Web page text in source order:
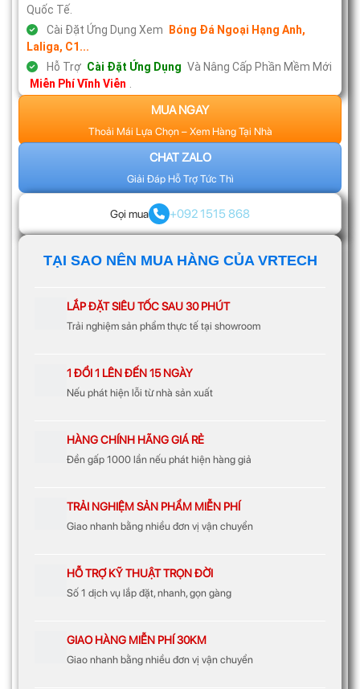
Quốc Tế.
Cài Đặt Ứng Dụng Xem
Bóng Đá Ngoại Hạng Anh,
Laliga, C1...
Hỗ Trợ Cài Đặt Ứng Dụng Và Nâng Cấp Phần Mềm Mới
Miễn Phí Vĩnh Viễn
MUA NGAY
Thoải Mái Lựa Chọn – Xem Hàng Tại Nhà
CHAT ZALO
Giải Đáp Hỗ Trợ Tức Thì
Gọi mua +092 1515 868
TẠI SAO NÊN MUA HÀNG CỦA VRTECH
LẮP ĐẶT SIÊU TỐC SAU 30 PHÚT
Trải nghiệm sản phẩm thực tế tại showroom
1 ĐỔI 1 LÊN ĐẾN 15 NGÀY
Nếu phát hiện lỗi từ nhà sản xuất
HÀNG CHÍNH HÃNG GIÁ RẺ
Đền gấp 1000 lần nếu phát hiện hàng giả
TRẢI NGHIỆM SẢN PHẨM MIỄN PHÍ
Giao nhanh bằng nhiều đơn vị vận chuyển
HỖ TRỢ KỸ THUẬT TRỌN ĐỜI
Số 1 dịch vụ lắp đặt, nhanh, gọn gàng
GIAO HÀNG MIỄN PHÍ 30KM
Giao nhanh bằng nhiều đơn vị vận chuyển